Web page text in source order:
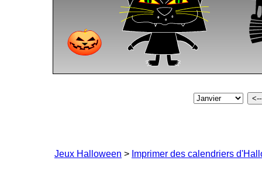
Jeux Halloween > Imprimer des calendriers